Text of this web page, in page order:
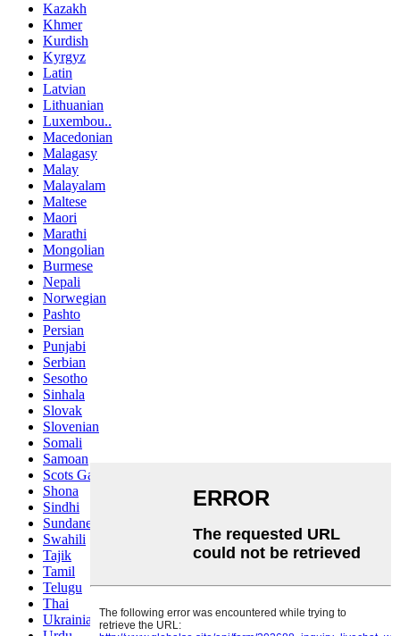
Kazakh
Khmer
Kurdish
Kyrgyz
Latin
Latvian
Lithuanian
Luxembou..
Macedonian
Malagasy
Malay
Malayalam
Maltese
Maori
Marathi
Mongolian
Burmese
Nepali
Norwegian
Pashto
Persian
Punjabi
Serbian
Sesotho
Sinhala
Slovak
Slovenian
Somali
Samoan
Scots Gaelic
Shona
Sindhi
Sundanese
Swahili
Tajik
Tamil
Telugu
Thai
Ukrainian